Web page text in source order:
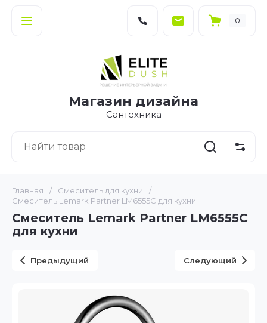
0
Магазин дизайна
Сантехника
Главная / Смеситель для кухни
/
Смеситель Lemark Partner LM6555C для кухни
Смеситель Lemark Partner LM6555C
для кухни
Предыдущий Следующий